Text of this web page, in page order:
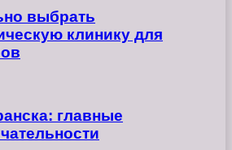
выбрать
клинику для
главные